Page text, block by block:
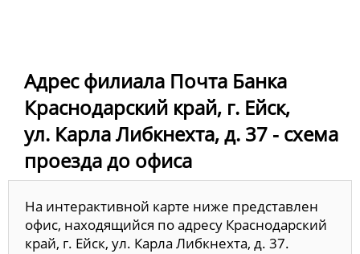
Адрес филиала Почта Банка
Краснодарский край, г. Ейск,
ул. Карла Либкнехта, д. 37 - схема
проезда до офиса
На интерактивной карте ниже представлен
офис, находящийся по адресу Краснодарский
край, г. Ейск, ул. Карла Либкнехта, д. 37.